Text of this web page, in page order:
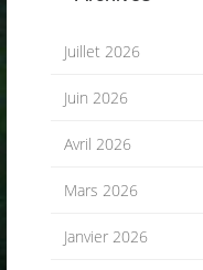
Juillet 2026
Juin 2026
Avril 2026
Mars 2026
Janvier 2026